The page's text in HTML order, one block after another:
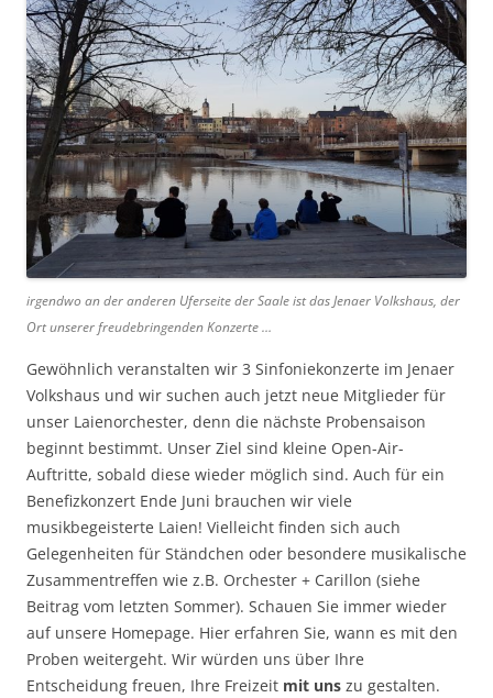
irgendwo an der anderen Uferseite der Saale ist das Jenaer Volkshaus, der
Ort unserer freudebringenden Konzerte …
Gewöhnlich veranstalten wir 3 Sinfoniekonzerte im Jenaer
Volkshaus und wir suchen auch jetzt neue Mitglieder für
unser Laienorchester, denn die nächste Probensaison
beginnt bestimmt. Unser Ziel sind kleine Open-Air-
Auftritte, sobald diese wieder möglich sind. Auch für ein
Benefizkonzert Ende Juni brauchen wir viele
musikbegeisterte Laien! Vielleicht finden sich auch
Gelegenheiten für Ständchen oder besondere musikalische
Zusammentreffen wie z.B. Orchester + Carillon (siehe
Beitrag vom letzten Sommer). Schauen Sie immer wieder
auf unsere Homepage. Hier erfahren Sie, wann es mit den
Proben weitergeht. Wir würden uns über Ihre
Entscheidung freuen, Ihre Freizeit mit uns zu gestalten.